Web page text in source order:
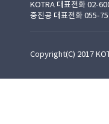
KOTRA 대표전화 02-
중진공 대표전화 055-
Copyright(C) 2017